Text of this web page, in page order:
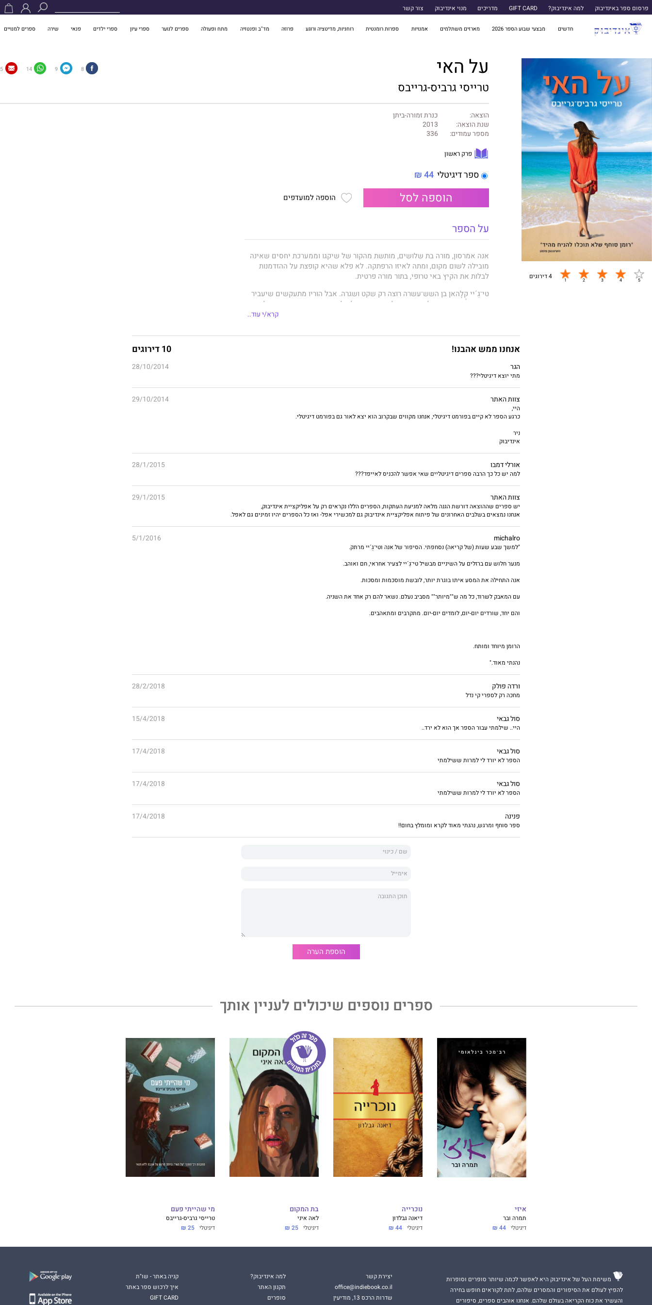
פרסום ספר באינדיבוק למה אינדיבוק? GIFT CARD מדריכים מנוי אינדיבוק צור קשר
חדשים מבצעי שבוע הספר 2026 מארזים משתלמים אמנויות ספרות רומנטית רוחניות, מדיטציה ורוגע פרוזה מד"ב ופנטזיה מתח ופעולה ספרים לנוער ספרי עיון ספרי ילדים פנאי שירה ספרים למנויים
4 דירוגים
על האי 8
9
14
5
טרייסי גרביס-גרייבס
הוצאה:
כנרת זמורה-ביתן
שנת הוצאה:
2013
מספר עמודים:
336
פרק ראשון
ספר דיגיטלי 44 ₪
הוספה לסל הוספה למועדפים
על הספר
אנה אמרסון, מורה בת שלושים, מותשת מהקור של שיקגו וממערכת יחסים שאינה
מובילה לשום מקום, ומתה לאיזו הרפתקה. לא פלא שהיא קופצת על ההזדמנות
לבלות את הקיץ באי טרופי, בתור מורה פרטית.
טי־גֵ´יי קָלָהאן בן השש־עשרה רוצה רק שקט ושגרה. אבל הוריו מתעקשים שיעביר
את הקיץ באיים המלדיביים וישלים שם את כל הלימודים שהחסיר עקב מחלתו.
אלא שאז מתרסק המטוס הפרטי שבו השניים טסים, ואנה וטי־ג´יי מוצאים את
ולאנה מתברר כי האתגר הגדול הוא לחיות עם נער שהולך והופך לגבר.
סיפור ייחודי ויפהפה, כתוב בצורה מקסימה וכובשת.
קרא/י עוד..
אנחנו ממש אהבנו! 10 דירוגים
הגר 28/10/2014
מתי יוצא דיגיטלי???
צוות האתר 29/10/2014
היי,
כרגע הספר לא קיים בפורמט דיגיטלי, אנחנו מקווים שבקרוב הוא יצא לאור גם בפורמט דיגיטלי.
ניר
אינדיבוק
אורלי דמבו 28/1/2015
למה יש כל כך הרבה ספרים דיגיטליים שאי אפשר להכניס לאייפד???
צוות האתר 29/1/2015
יש ספרים שההוצאה דורשת הגנה מלאה למניעת העתקות, הספרים הללו נקראים רק על אפליקציית אינדיבוק,
אנחנו נמצאים בשלבים האחרונים של פיתוח אפליקציית אינדיבוק גם למכשירי אפל- ואז כל הספרים יהיו זמינים גם לאפל.
michalro
5/1/2016
"למשך שבע שעות (של קריאה) נסחפתי. הסיפור של אנה וטי־גֵ´יי מרתק.
מנער חלוש עם ברזלים על השיניים מבשיל טי־גֵ´יי לצעיר אחראי, חם ואוהב.
אנה התחילה את המסע איתו בוגרת יותר, לובשת מוסכמות ומסכות.
עם המאבק לשרוד, כל מה ש""מיותר"" מסביב נעלם. נשאר להם רק אחד את השניה.
והם יחד, שורדים יום-יום, לומדים יום-יום. מתקרבים ומתאהבים.
הרומן מיוחד ומותח.
נהנתי מאוד."
ורדה פולק 28/2/2018
מחכה רק לספרי קי נדל
סול גבאי 15/4/2018
היי.. שילמתי עבור הספר אך הוא לא ירד..
סול גבאי 17/4/2018
הספר לא יורד לי למרות ששילמתי
סול גבאי 17/4/2018
הספר לא יורד לי למרות ששילמתי
פנינה 17/4/2018
ספר סוחף ומרגש, נהנתי מאוד לקרא ומומלץ בחום!!
הוספת הערה
ספרים נוספים שיכולים לעניין אותך
איזי
תמרה ובר
דיגיטלי 44 ₪
נוכרייה
דיאנה גבלדון
דיגיטלי 44 ₪
בת המקום
לאה איני
דיגיטלי 25 ₪
מי שהייתי פעם
טרייסי גרביס-גרייבס
דיגיטלי 25 ₪
משימת העל של אינדיבוק היא לאפשר לכמה שיותר סופרים וסופרות
להפיץ לעולם את הסיפורים והמסרים שלהם, לתת לקוראים חופש בחירה
והעשיר את כוח הקריאה בעולם שלהם. אנחנו אוהבים ספרים, סיפורים
יצירת קשר
office@indiebook.co.il
שדרות הרכס 13, מודיעין
למה אינדיבוק?
תקנון האתר
סופרים
קניה באתר - שו"ת
איך לרכוש ספר באתר
GIFT CARD